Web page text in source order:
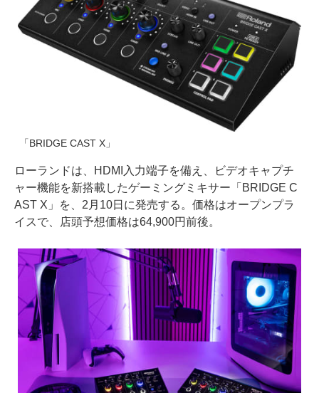
「BRIDGE CAST X」
ローランドは、HDMI入力端子を備え、ビデオキャプチ
ャー機能を新搭載したゲーミングミキサー「BRIDGE C
AST X」を、2月10日に発売する。価格はオープンプラ
イスで、店頭予想価格は64,900円前後。